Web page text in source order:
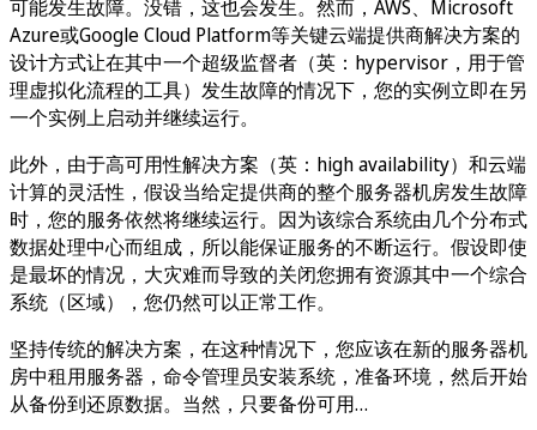
可能发生故障。没错，这也会发生。然而，AWS、Microsoft
Azure或Google Cloud Platform等关键云端提供商解决方案的
设计方式让在其中一个超级监督者（英：hypervisor，用于管
理虚拟化流程的工具）发生故障的情况下，您的实例立即在另
一个实例上启动并继续运行。
此外，由于高可用性解决方案（英：high availability）和云端
计算的灵活性，假设当给定提供商的整个服务器机房发生故障
时，您的服务依然将继续运行。因为该综合系统由几个分布式
数据处理中心而组成，所以能保证服务的不断运行。假设即使
是最坏的情况，大灾难而导致的关闭您拥有资源其中一个综合
系统（区域），您仍然可以正常工作。
坚持传统的解决方案，在这种情况下，您应该在新的服务器机
房中租用服务器，命令管理员安装系统，准备环境，然后开始
从备份到还原数据。当然，只要备份可用…